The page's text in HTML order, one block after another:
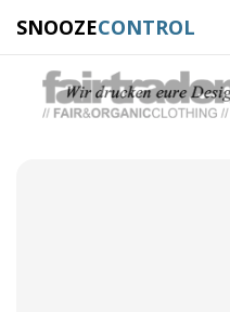
SNOOZECONTROL